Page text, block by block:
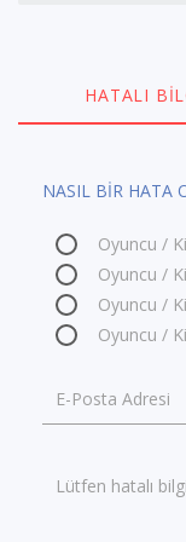
HATALI
NASIL BİR HATA
Oyuncu /
Oyuncu /
Oyuncu /
Oyuncu /
E-Posta Adresi
Lütfen hatalı